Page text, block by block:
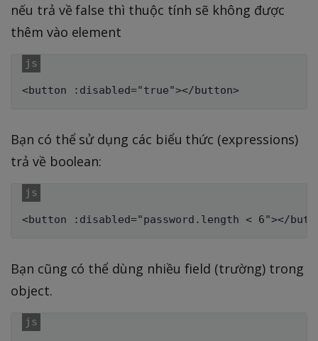
nếu trả về false thì thuộc tính sẽ không được
thêm vào element
Bạn có thể sử dụng các biểu thức (expressions)
trả về boolean:
Bạn cũng có thể dùng nhiều field (trường) trong
object.